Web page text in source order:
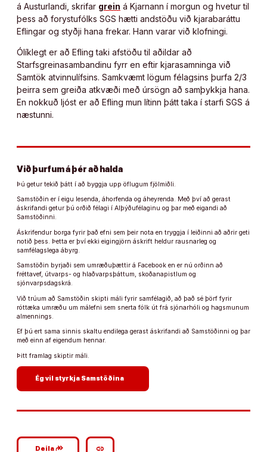
á Austurlandi, skrifar grein á Kjarnann í morgun og hvetur til
þess að forystufólks SGS hætti andstöðu við kjarabaráttu
Eflingar og styðji hana frekar. Hann varar við klofningi.
Ólíklegt er að Efling taki afstöðu til aðildar að
Starfsgreinasambandinu fyrr en eftir kjarasamninga við
Samtök atvinnulífsins. Samkvæmt lögum félagsins þurfa 2/3
þeirra sem greiða atkvæði með úrsögn að samþykkja hana.
En nokkuð ljóst er að Efling mun lítinn þátt taka í starfi SGS á
næstunni.
Við þurfum á þér að halda
Þú getur tekið þátt í að byggja upp öflugum fjölmiðli.
Samstöðin er í eigu lesenda, áhorfenda og áheyrenda. Með því að gerast
áskrifandi getur þú orðið félagi í Alþýðufélaginu og þar með eigandi að
Samstöðinni.
Áskrifendur borga fyrir það efni sem þeir nota en tryggja í leiðinni að aðrir geti
notið þess. Þetta er því ekki eigingjörn áskrift heldur rausnarleg og
samfélagslega ábyrg.
Samstöðin byrjaði sem umræðuþættir á Facebook en er nú orðinn að
fréttavef, útvarps- og hlaðvarpsþáttum, skoðanapistlum og
sjónvarpsdagskrá.
Við trúum að Samstöðin skipti máli fyrir samfélagið, að það sé þörf fyrir
róttæka umræðu um málefni sem snerta fólk út frá sjónarhóli og hagsmunum
almennings.
Ef þú ert sama sinnis skaltu endilega gerast áskrifandi að Samstöðinni og þar
með einn af eigendum hennar.
Þitt framlag skiptir máli.
Ég vil styrkja Samstöðina
Deilagoogle_plus_reshare link